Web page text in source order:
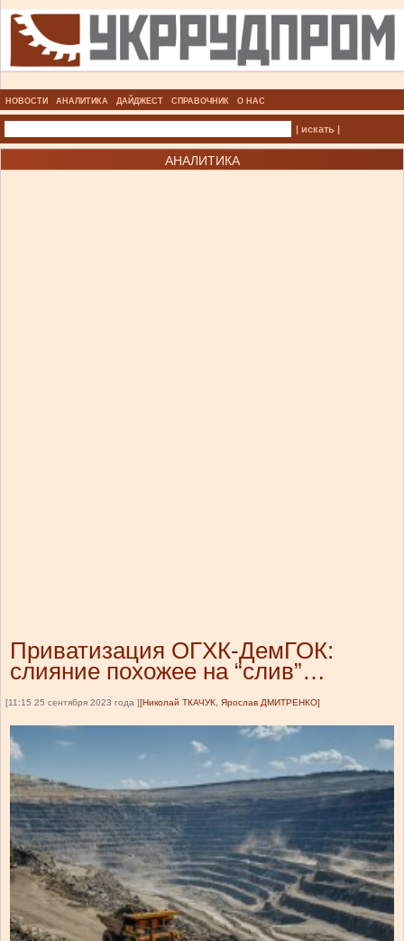
НОВОСТИ АНАЛИТИКА ДАЙДЖЕСТ СПРАВОЧНИК О НАС
| искать |
АНАЛИТИКА
Приватизация ОГХК-ДемГОК:
слияние похожее на “слив”…
[11:15 25 сентября 2023 года ] [Николай ТКАЧУК, Ярослав ДМИТРЕНКО]